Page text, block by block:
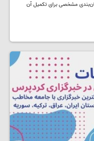
مشخصی برای تکمیل آن